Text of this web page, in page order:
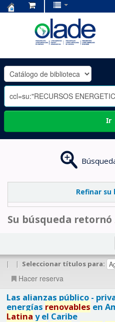
OLADE
-
Ir
Refinar su
Su búsqueda
| | Seleccionar títulos para:
Hacer reserva
Las alianzas público -
energías renovables en
Latina y el Caribe